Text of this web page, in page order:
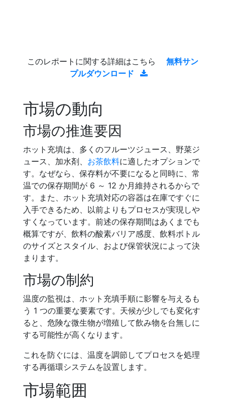
このレポートに関する詳細はこちら
無料サン
プルダウンロード
市場の動向
市場の推進要因
ホット充填は、多くのフルーツジュース、野菜ジ
ュース、加水剤、 お茶飲料に適したオプションで
す。なぜなら、保存料が不要になると同時に、常
温での保存期間が 6 ～ 12 か月維持されるからで
す。また、ホット充填対応の容器は在庫ですぐに
入手できるため、以前よりもプロセスが実現しや
すくなっています。前述の保存期間はあくまでも
概算ですが、飲料の酸素バリア感度、飲料ボトル
のサイズとスタイル、および保管状況によって決
まります。
市場の制約
温度の監視は、ホット充填手順に影響を与えるも
う 1 つの重要な要素です。天候が少しでも変化す
ると、危険な微生物が増殖して飲み物を台無しに
する可能性が高くなります。
これを防ぐには、温度を調節してプロセスを処理
する再循環システムを設置します。
市場範囲